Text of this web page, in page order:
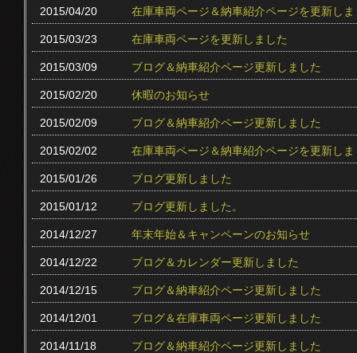
2015/04/20 在庫車両ページ＆納車紹介ページを更新し
2015/03/23 在庫車両ページを更新しました
2015/03/09 ブログ＆納車紹介ページ更新しました
2015/02/20 休暇のお知らせ
2015/02/09 ブログ＆納車紹介ページ更新しました
2015/02/02 在庫車両ページ＆納車紹介ページを更新し
2015/01/26 ブログ更新しました
2015/01/12 ブログ更新しました。
2014/12/27 年末年始＆キャンペーンのお知らせ
2014/12/22 ブログ＆カレンダー更新しました
2014/12/15 ブログ＆納車紹介ページ更新しました
2014/12/01 ブログ＆在庫車両ページ更新しました
2014/11/18 ブログ＆納車紹介ページ更新しました